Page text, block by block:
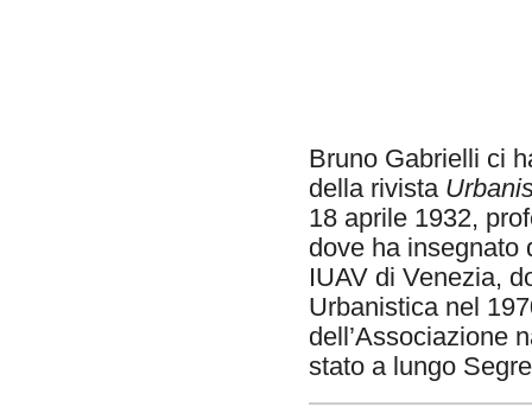
Bruno Gabrielli ci
della rivista
18 aprile 1932,
dove ha insegnato
IUAV di Venezia,
Urbanistica nel
dell’Associazione
stato a lungo